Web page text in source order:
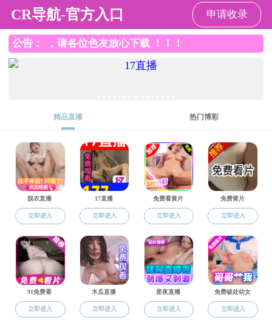
国产直播
当前位置： 国产直播>校友工作